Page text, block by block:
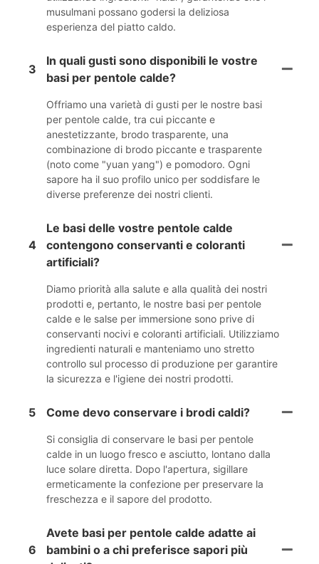
musulmani possano godersi la deliziosa
esperienza del piatto caldo.
3
In quali gusti sono disponibili le vostre
basi per pentole calde?
Offriamo una varietà di gusti per le nostre basi
per pentole calde, tra cui piccante e
anestetizzante, brodo trasparente, una
combinazione di brodo piccante e trasparente
(noto come "yuan yang") e pomodoro. Ogni
sapore ha il suo profilo unico per soddisfare le
diverse preferenze dei nostri clienti.
4
Le basi delle vostre pentole calde
contengono conservanti e coloranti
artificiali?
Diamo priorità alla salute e alla qualità dei nostri
prodotti e, pertanto, le nostre basi per pentole
calde e le salse per immersione sono prive di
conservanti nocivi e coloranti artificiali. Utilizziamo
ingredienti naturali e manteniamo uno stretto
controllo sul processo di produzione per garantire
la sicurezza e l'igiene dei nostri prodotti.
5 Come devo conservare i brodi caldi?
Si consiglia di conservare le basi per pentole
calde in un luogo fresco e asciutto, lontano dalla
luce solare diretta. Dopo l'apertura, sigillare
ermeticamente la confezione per preservare la
freschezza e il sapore del prodotto.
6
Avete basi per pentole calde adatte ai
bambini o a chi preferisce sapori più